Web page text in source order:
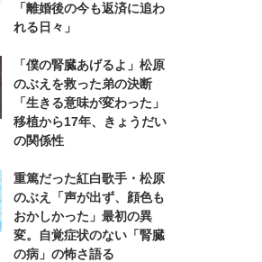
可愛らしいりんごの被り物とコスチュームでイ
「離婚後の今も返済に追わ
れる日々」
「僕の腎臓あげるよ」松原
のぶえを救った弟の決断
「生きる意味が変わった」
移植から17年、きょうだい
の関係性
重篤だった紅白歌手・松原
のぶえ「声が出ず、顔色も
おかしかった」最初の異
変。自覚症状のない「腎臓
の病」の怖さ語る